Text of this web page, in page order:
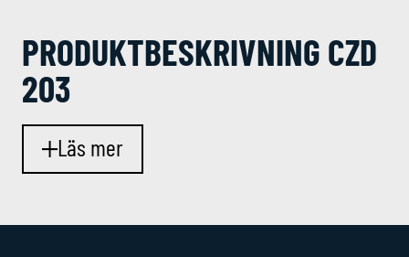
PRODUKT­BESKRIVNING CZD
203
Läs mer